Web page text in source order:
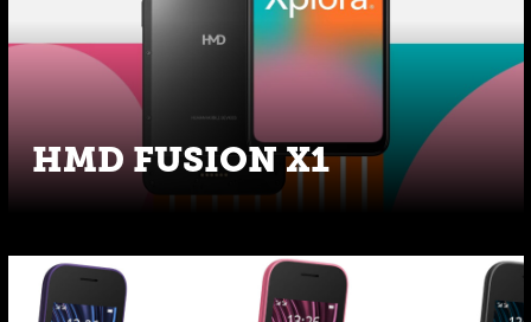
HMD FUSION X1